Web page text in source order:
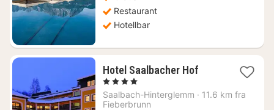
Restaurant
Hotellbar
Hotel Saalbacher Hof1
fra
, 4 Stjerner
Saalbach-Hinterglemm · 11.6 km fra
Fieberbrunn